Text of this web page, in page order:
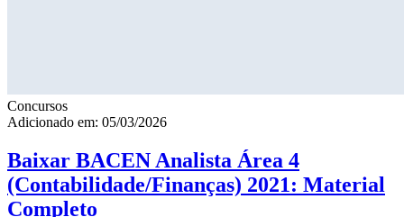
Concursos
Adicionado em: 05/03/2026
Baixar BACEN Analista Área 4
(Contabilidade/Finanças) 2021: Material
Completo